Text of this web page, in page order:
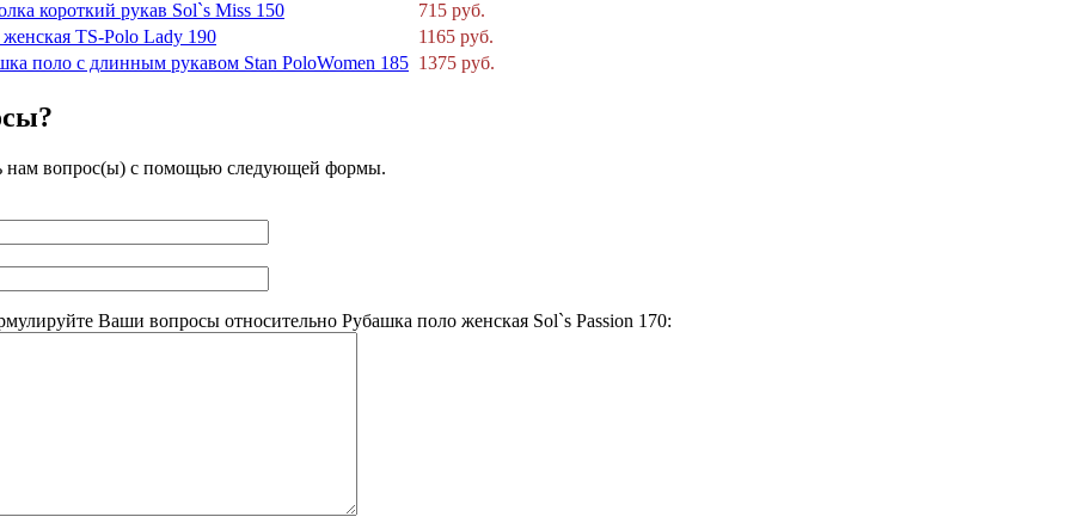
короткий рукав Sol`s Miss 150
715 руб.
TS-Polo Lady 190
1165 руб.
поло с длинным рукавом Stan PoloWomen 185 1375 руб.
нам вопрос(ы) с помощью следующей формы.
Ваши вопросы относительно Рубашка поло женская Sol`s Passion 170: